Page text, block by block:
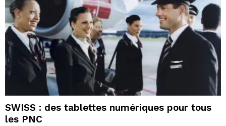
SWISS : des tablettes numériques pour tous
les PNC